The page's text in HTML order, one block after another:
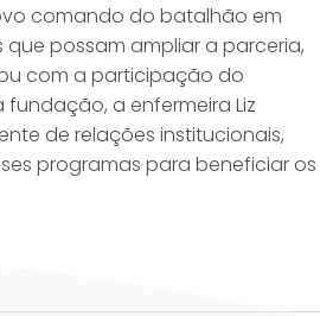
comando do batalhão em
possam ampliar a parceria,
com a participação do
a enfermeira Liz
de relações institucionais,
programas para beneficiar os